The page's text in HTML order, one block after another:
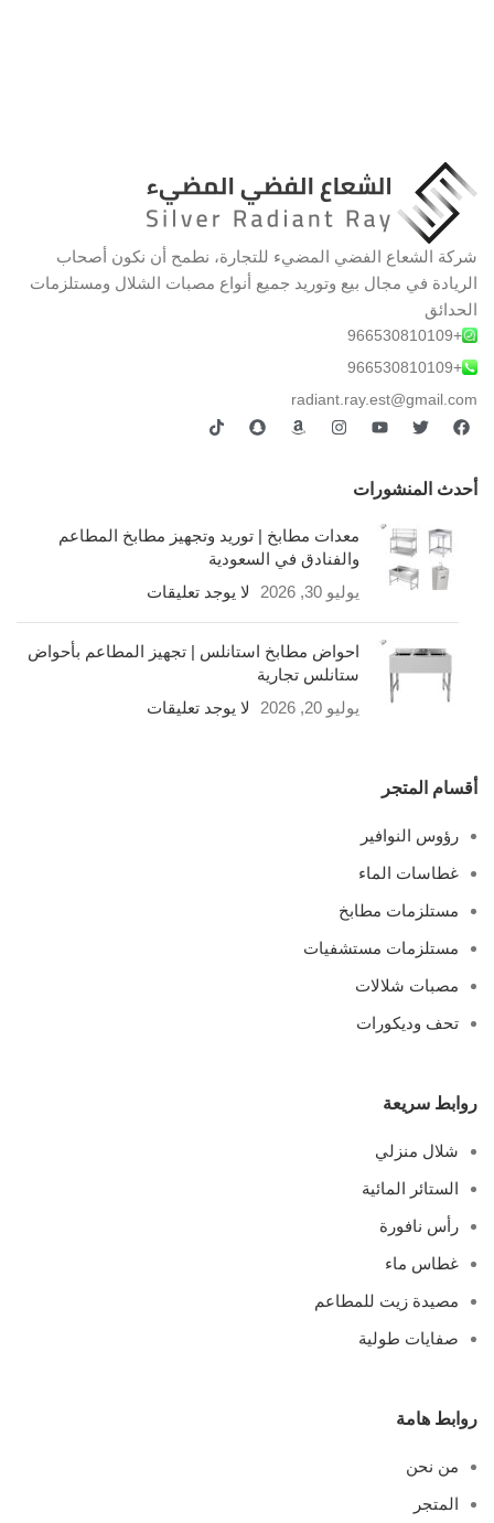
شركة الشعاع الفضي المضيء للتجارة، نطمح أن نكون أصحاب
الريادة في مجال بيع وتوريد جميع أنواع مصبات الشلال ومستلزمات
الحدائق
+966530810109
+966530810109
radiant.ray.est@gmail.com
أحدث المنشورات
معدات مطابخ | توريد وتجهيز مطابخ المطاعم
والفنادق في السعودية
يوليو 30, 2026
لا يوجد تعليقات
احواض مطابخ استانلس | تجهيز المطاعم بأحواض
ستانلس تجارية
يوليو 20, 2026
لا يوجد تعليقات
أقسام المتجر
رؤوس النوافير
غطاسات الماء
مستلزمات مطابخ
مستلزمات مستشفيات
مصبات شلالات
تحف وديكورات
روابط سريعة
شلال منزلي
الستائر المائية
رأس نافورة
غطاس ماء
مصيدة زيت للمطاعم
صفايات طولية
روابط هامة
من نحن
المتجر